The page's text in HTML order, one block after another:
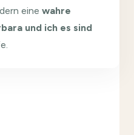
eine wahre
und ich es sind